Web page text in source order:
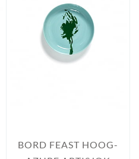
BORD FEAST HOOG-